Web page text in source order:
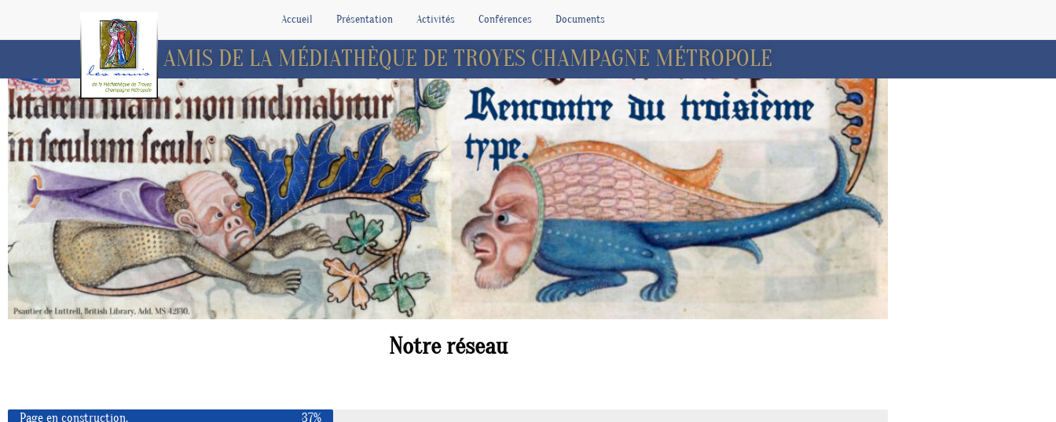
Accueil Présentation Activités Conférences Documents
LES AMIS DE LA MÉDIATHÈQUE DE TROYES CHAMPAGNE MÉTROPOLE
Notre réseau
Page en construction. 37%